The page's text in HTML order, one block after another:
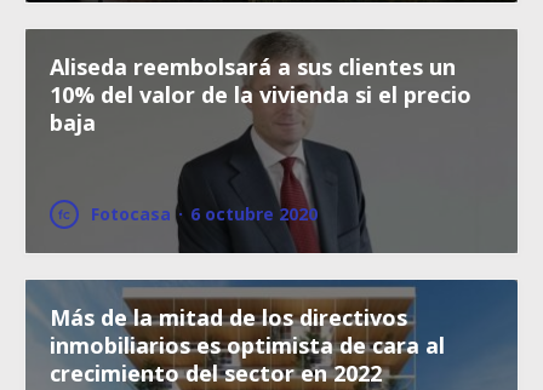
Aliseda reembolsará a sus clientes un
10% del valor de la vivienda si el precio
baja
Fotocasa · 6 octubre 2020
Más de la mitad de los directivos
inmobiliarios es optimista de cara al
crecimiento del sector en 2022